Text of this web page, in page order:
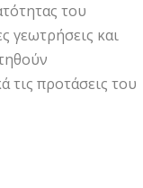
του
γεωτρήσεις και
τις προτάσεις του